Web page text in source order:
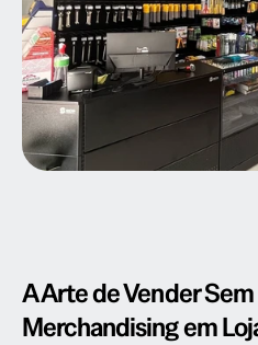
A Arte de Vender
Merchandising em